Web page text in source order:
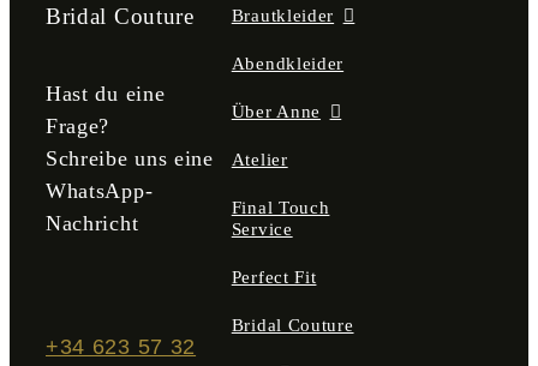
werden
Bridal Couture
Hast du eine
Frage?
Schreibe uns eine
WhatsApp-
Nachricht
+34 623 57 32
Brautkleider
Abendkleider
Über Anne
Atelier
Final Touch
Service
Perfect Fit
Bridal Couture